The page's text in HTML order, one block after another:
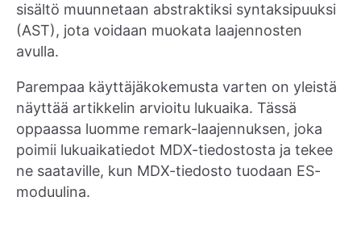
sisältö muunnetaan abstraktiksi syntaksipuuksi
(AST), jota voidaan muokata laajennosten
avulla.
Parempaa käyttäjäkokemusta varten on yleistä
näyttää artikkelin arvioitu lukuaika. Tässä
oppaassa luomme remark-laajennuksen, joka
poimii lukuaikatiedot MDX-tiedostosta ja tekee
ne saataville, kun MDX-tiedosto tuodaan ES-
moduulina.